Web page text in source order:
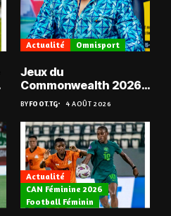
Actualité Omnisport
Jeux du
Commonwealth 2026 :
« Les médailles ne
tombent pas du ciel »,
Benjamin Boukpeti
BYFOOT.TG 4 AOÛT 2026
Actualité
CAN Féminine 2026
Football Féminin